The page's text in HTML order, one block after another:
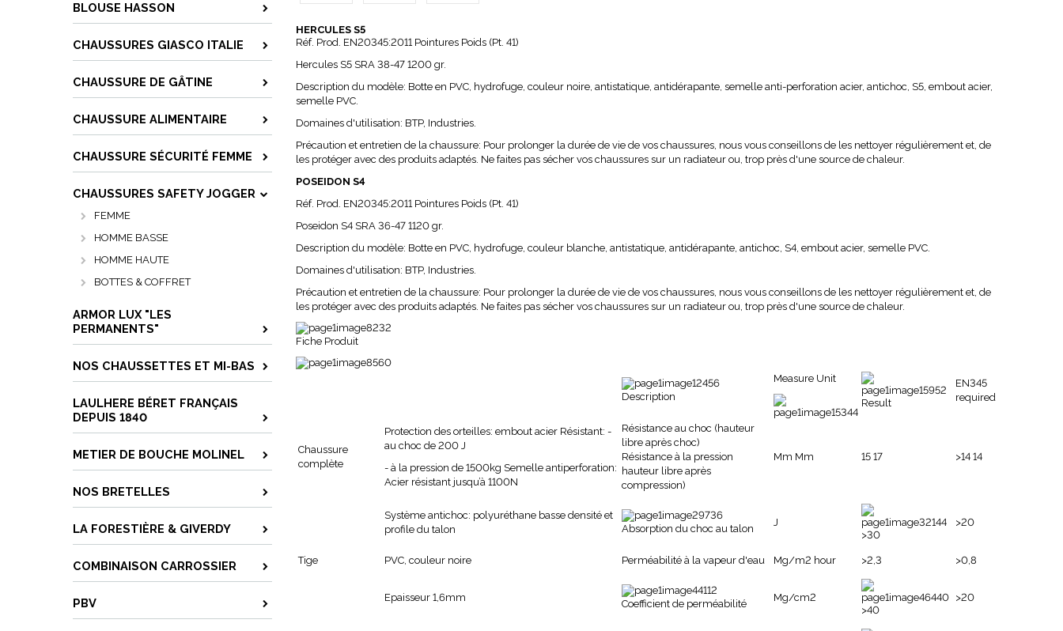
BLOUSE HASSON
CHAUSSURES GIASCO ITALIE
CHAUSSURE DE GÂTINE
CHAUSSURE ALIMENTAIRE
CHAUSSURE SÉCURITÉ FEMME
CHAUSSURES SAFETY JOGGER
FEMME
HOMME BASSE
HOMME HAUTE
BOTTES & COFFRET
ARMOR LUX "LES
PERMANENTS"
NOS CHAUSSETTES ET MI-BAS
LAULHERE BÉRET FRANÇAIS
DEPUIS 1840
METIER DE BOUCHE MOLINEL
NOS BRETELLES
LA FORESTIÈRE & GIVERDY
COMBINAISON CARROSSIER
PBV
HERCULES S5
Réf. Prod. EN20345:2011 Pointures Poids (Pt. 41)
Hercules S5 SRA 38-47 1200 gr.
Description du modèle: Botte en PVC, hydrofuge, couleur noire, antistatique, antidérapante, semelle anti-perforation acier, antichoc, S5, embout acier,
semelle PVC.
Domaines d'utilisation: BTP, Industries.
Précaution et entretien de la chaussure: Pour prolonger la durée de vie de vos chaussures, nous vous conseillons de les nettoyer régulièrement et, de
les protéger avec des produits adaptés. Ne faites pas sécher vos chaussures sur un radiateur ou, trop près d'une source de chaleur.
POSEIDON S4
Réf. Prod. EN20345:2011 Pointures Poids (Pt. 41)
Poseidon S4 SRA 36-47 1120 gr.
Description du modèle: Botte en PVC, hydrofuge, couleur blanche, antistatique, antidérapante, antichoc, S4, embout acier, semelle PVC.
Domaines d'utilisation: BTP, Industries.
Précaution et entretien de la chaussure: Pour prolonger la durée de vie de vos chaussures, nous vous conseillons de les nettoyer régulièrement et, de
les protéger avec des produits adaptés. Ne faites pas sécher vos chaussures sur un radiateur ou, trop près d'une source de chaleur.
Fiche Produit
Description
Measure Unit
Result
EN345
required
Chaussure
complète
Protection des orteilles: embout acier Résistant: -
au choc de 200 J
- à la pression de 1500kg Semelle antiperforation:
Acier résistant jusqu’à 1100N
Résistance au choc (hauteur
libre après choc)
Résistance à la pression
hauteur libre après
compression)
Mm Mm 15 17 >14 14
Système antichoc: polyuréthane basse densité et
profile du talon
Absorption du choc au talon
J
>30
>20
Tige PVC, couleur noire Perméabilité à la vapeur d'eau Mg/m2 hour >2,3 >0,8
Epaisseur 1,6mm
Coefficient de perméabilité
Mg/cm2
>40
>20